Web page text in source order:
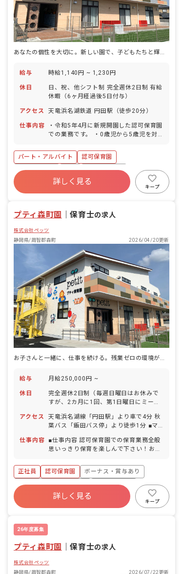
あなたの個性を大切に。新しい園で、子どもたちと輝く毎日を始めませんか？
給与 時給1,140円 ~ 1,230円
休日
日、祝、他シフト制 完全週休2日制 有給
休暇（6ヶ月経過後5日付与）
アクセス 天竜浜名湖鉄道 円田駅（徒歩20分）
仕事内容
・令和5年4月に新規開園した認可保育園
での業務です。 ・0歳児から5歳児を対
います。 ・株式会社ペッツが運営してお
り、藤枝、島田、焼津で既に4園の保育
園を運営しています。 ・髪色自由、ネイ
ル可（ストーンを除く）、マツエク可な
ど、おしゃれを楽しみながら勤務できる
環境です。 ・お子さん連れでの勤務も可
パート・アルバイト
認可保育園
社会保険完備
有給
福利厚生充実
昇給昇進あり
車通勤可
週2.3日~OK
詳しく見る
キープ
プティ森町園 ｜保育士の求人
株式会社ペッツ
静岡県/周智郡森町
2026/04/20更新
給与 月給250,000円 ~
休日
完全週休2日制（毎週日曜日はお休みで
すが、2カ月に1回、第1日曜日にミーテ
末年始休暇（12/31〜1/3の4日間） 有
給休暇（法定通り／取得率100％／半日
単位での取得可） 産前産後・育児休暇
（取得率100％・復帰率100％） ※年間
応で突然お休みが必要になった場合も、
分かり次第連絡をいただいければ休めま
アクセス
天竜浜名湖線「円田駅」より車で4分 秋
葉バス「飯田バス停」より徒歩1分 ■マ
車場あり）
仕事内容
■仕事内容 認可保育園での保育業務全般
思いっきり保育を楽しんで下さい！お子
士を配置します。 ■大切にしている考え
方 「保育託児を通じてご家族に幸せを提
供する」 お子さんが園生活の中で笑顔に
なり、そのご家族にも笑顔が広がってい
くことを願っています。 美容室も運営し
ているペッツだからこそできる、「いつ
の1日 7:30 受け入れ 10:15 設定保育
お帰りの会（手遊び、読み聞かせなど）
正社員 認可保育園
ボーナス・賞与あり
寮・住宅・家賃補助あり
社会保険完備
福利厚生充実
残業少なめ
詳しく見る
キープ
26年度募集
プティ森町園 ｜保育士の求人
株式会社ペッツ
静岡県/周智郡森町
2026/07/22更新